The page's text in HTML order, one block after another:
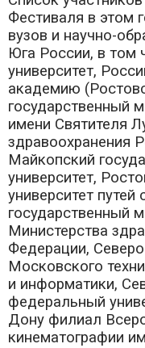
Фестиваля в этом
вузов и научно-
Юга России, в
университет,
академию
государственный
имени Святителя
здравоохранения
Майкопский
университет,
университет
государственный
Министерства
Федерации,
Московского
и информатики,
федеральный
Дону филиал
кинематографии